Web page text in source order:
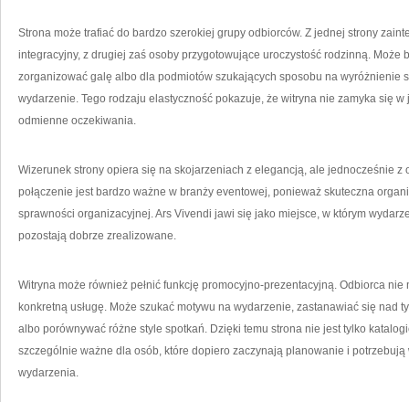
Strona może trafiać do bardzo szerokiej grupy odbiorców. Z jednej strony
integracyjny, z drugiej zaś osoby przygotowujące uroczystość rodzinną. Może
zorganizować galę albo dla podmiotów szukających sposobu na wyróżnienie
wydarzenie. Tego rodzaju elastyczność pokazuje, że witryna nie zamyka się
odmienne oczekiwania.
Wizerunek strony opiera się na skojarzeniach z elegancją, ale jednocześnie z
połączenie jest bardzo ważne w branży eventowej, ponieważ skuteczna
sprawności organizacyjnej. Ars Vivendi jawi się jako miejsce, w którym
pozostają dobrze zrealizowane.
Witryna może również pełnić funkcję promocyjno-prezentacyjną. Odbiorca nie
konkretną usługę. Może szukać motywu na wydarzenie, zastanawiać się nad
albo porównywać różne style spotkań. Dzięki temu strona nie jest tylko
szczególnie ważne dla osób, które dopiero zaczynają planowanie i
wydarzenia.